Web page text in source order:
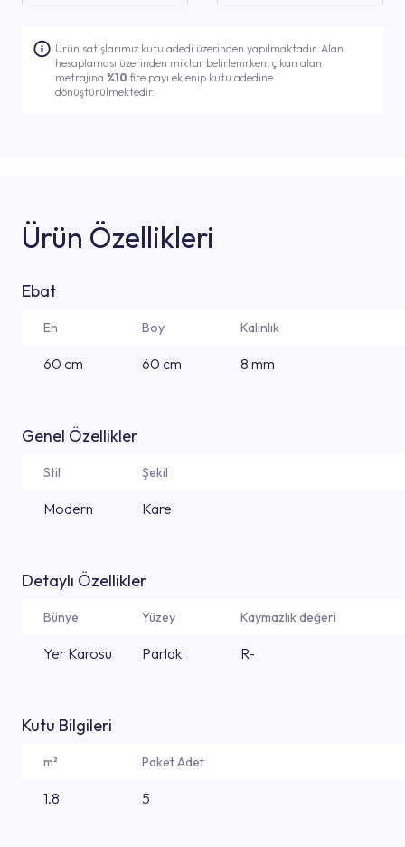
Ürün satışlarımız kutu adedi üzerinden yapılmaktadır. Alan
hesaplaması üzerinden miktar belirlenirken, çıkan alan
metrajına %10fire payı eklenip kutu adedine
dönüştürülmektedir.
Ürün Özellikleri
Ebat
En Boy Kalınlık
60 cm 60 cm 8 mm
Genel Özellikler
Stil Şekil
Modern Kare
Detaylı Özellikler
Bünye Yüzey Kaymazlık değeri
Yer Karosu Parlak R-
Kutu Bilgileri
m² Paket Adet
1.8 5